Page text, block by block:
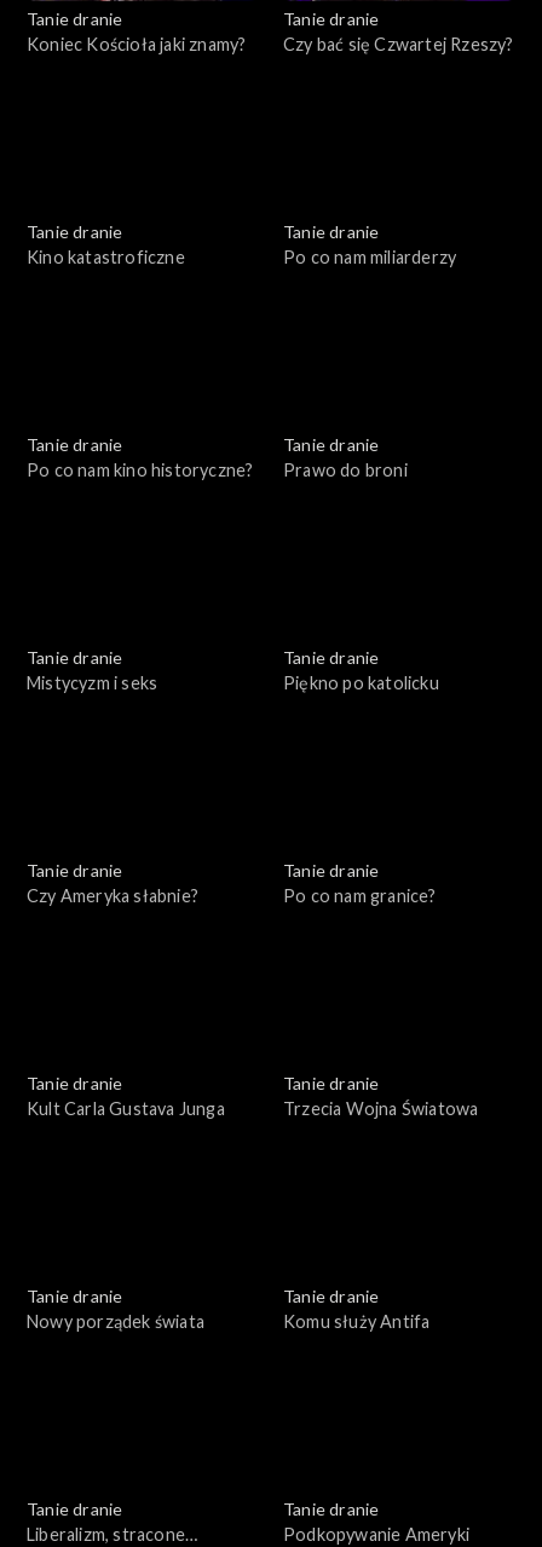
Tanie dranie
Koniec Kościoła jaki znamy?
Tanie dranie
Czy bać się Czwartej Rzeszy?
Tanie dranie
Kino katastroficzne
Tanie dranie
Po co nam miliarderzy
Tanie dranie
Po co nam kino historyczne?
Tanie dranie
Prawo do broni
Tanie dranie
Mistycyzm i seks
Tanie dranie
Piękno po katolicku
Tanie dranie
Czy Ameryka słabnie?
Tanie dranie
Po co nam granice?
Tanie dranie
Kult Carla Gustava Junga
Tanie dranie
Trzecia Wojna Światowa
Tanie dranie
Nowy porządek świata
Tanie dranie
Komu służy Antifa
Tanie dranie
Liberalizm, stracone
Tanie dranie
Podkopywanie Ameryki